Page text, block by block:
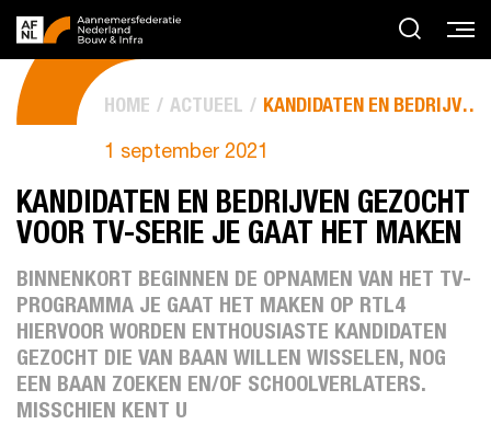
HOME ACTUEEL KANDIDATEN EN BEDRIJVEN GEZOCHT VOOR TV-SERIE JE GAAT HET...
1 september 2021
KANDIDATEN EN BEDRIJVEN GEZOCHT
VOOR TV-SERIE JE GAAT HET MAKEN
BINNENKORT BEGINNEN DE OPNAMEN VAN HET TV-
PROGRAMMA JE GAAT HET MAKEN OP RTL4
HIERVOOR WORDEN ENTHOUSIASTE KANDIDATEN
GEZOCHT DIE VAN BAAN WILLEN WISSELEN, NOG
EEN BAAN ZOEKEN EN/OF SCHOOLVERLATERS.
MISSCHIEN KENT U